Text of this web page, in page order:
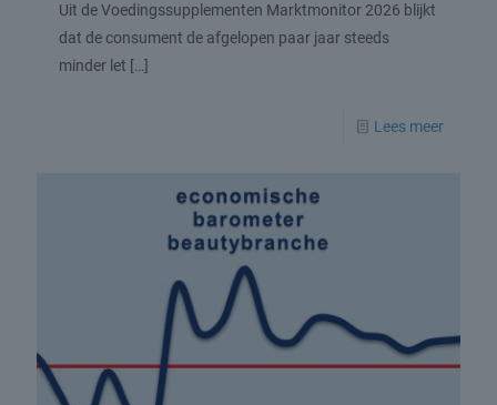
Uit de Voedingssupplementen Marktmonitor 2026 blijkt
dat de consument de afgelopen paar jaar steeds
minder let […]
Lees meer